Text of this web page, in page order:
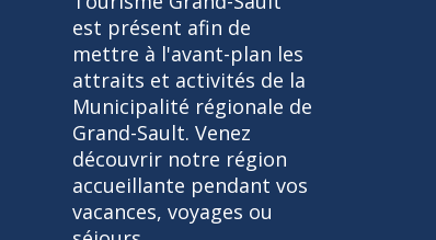
est présent afin de
mettre à l'avant-plan les
attraits et activités de la
Municipalité régionale de
Grand-Sault. Venez
découvrir notre région
accueillante pendant vos
vacances, voyages ou